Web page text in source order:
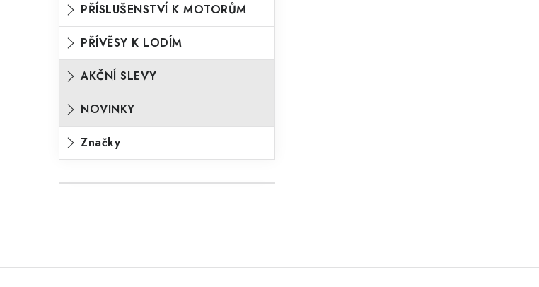
PŘÍSLUŠENSTVÍ K MOTORŮM
PŘÍVĚSY K LODÍM
AKČNÍ SLEVY
NOVINKY
Značky
y